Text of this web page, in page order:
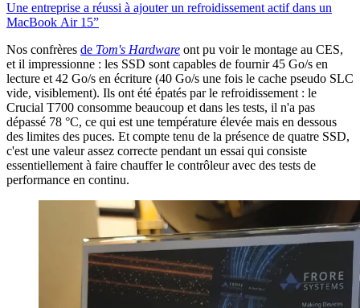
Une entreprise a réussi à ajouter un refroidissement actif dans un
MacBook Air 15”
Nos confrères de Tom's Hardware ont pu voir le montage au CES,
et il impressionne : les SSD sont capables de fournir 45 Go/s en
lecture et 42 Go/s en écriture (40 Go/s une fois le cache pseudo SLC
vide, visiblement). Ils ont été épatés par le refroidissement : le
Crucial T700 consomme beaucoup et dans les tests, il n'a pas
dépassé 78 °C, ce qui est une température élevée mais en dessous
des limites des puces. Et compte tenu de la présence de quatre SSD,
c'est une valeur assez correcte pendant un essai qui consiste
essentiellement à faire chauffer le contrôleur avec des tests de
performance en continu.